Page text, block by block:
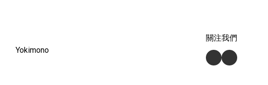
Yokimono
關注我們